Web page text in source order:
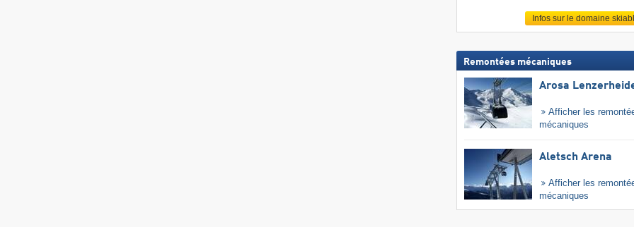
Infos sur le domaine
Remontées mécaniques
Arosa
Afficher les
mécaniques
Aletsch Arena
Afficher les
mécaniques